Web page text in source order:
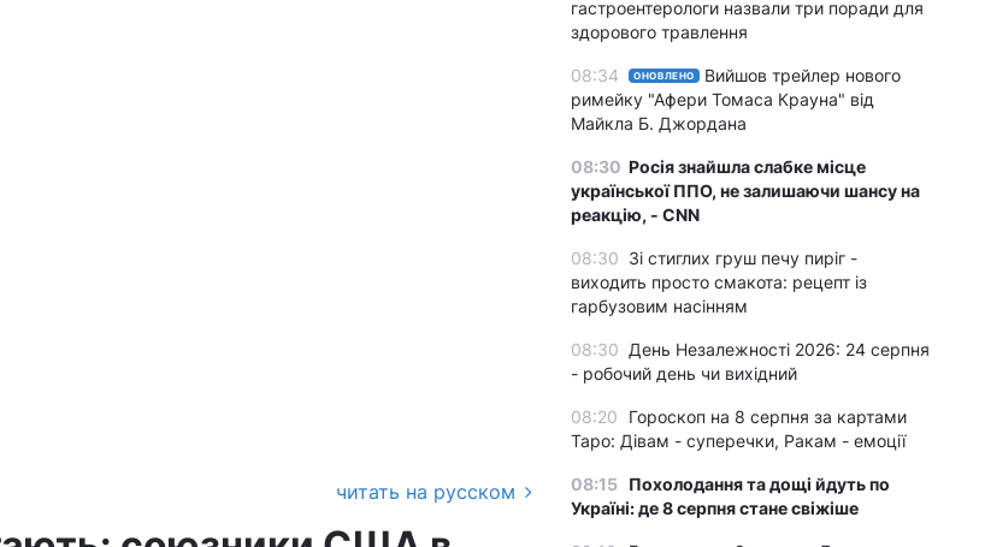
читать на русском
гастроентерологи назвали три поради для
здорового травлення
08:34 ОНОВЛЕНО
Вийшов трейлер нового
римейку "Афери Томаса Крауна" від
Майкла Б. Джордана
08:30 Росія знайшла слабке місце
української ППО, не залишаючи шансу на
реакцію, - CNN
08:30 Зі стиглих груш печу пиріг -
виходить просто смакота: рецепт із
гарбузовим насінням
08:30 День Незалежності 2026: 24 серпня
- робочий день чи вихідний
08:20
Гороскоп на 8 серпня за картами
Таро: Дівам - суперечки, Ракам - емоції
08:15 Похолодання та дощі йдуть по
Україні: де 8 серпня стане свіжіше